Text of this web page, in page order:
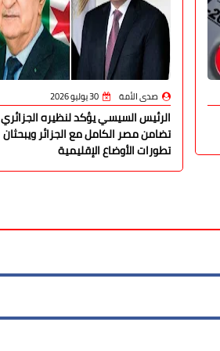
صدى الأمة 30 يوليو 2026
الرئيس السيسي يؤكد لنظيره الجزائري
تضامن مصر الكامل مع الجزائر ويبحثان
تطورات الأوضاع الإقليمية